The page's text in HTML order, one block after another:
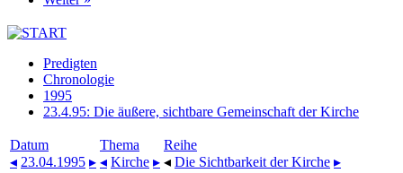
Predigten
Chronologie
1995
23.4.95: Die äußere, sichtbare Gemeinschaft der Kirche
Datum
◂ 23.04.1995 ▸
Thema
◂ Kirche ▸
Reihe
◂ Die Sichtbarkeit der Kirche ▸